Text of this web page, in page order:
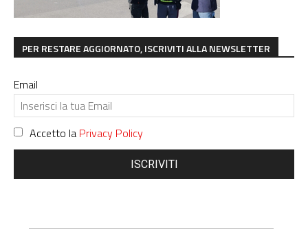
PER RESTARE AGGIORNATO, ISCRIVITI ALLA NEWSLETTER
Email
Accetto la Privacy Policy
ISCRIVITI